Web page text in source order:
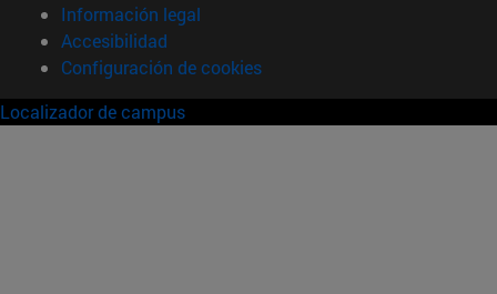
Información legal
Accesibilidad
Configuración de cookies
Localizador de campus